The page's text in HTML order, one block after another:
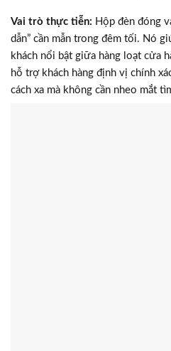
Vai trò thực tiễn: Hộp đèn đóng
dẫn” cần mẫn trong đêm tối. Nó
khách nổi bật giữa hàng loạt cửa
hỗ trợ khách hàng định vị chính
cách xa mà không cần nheo mắt